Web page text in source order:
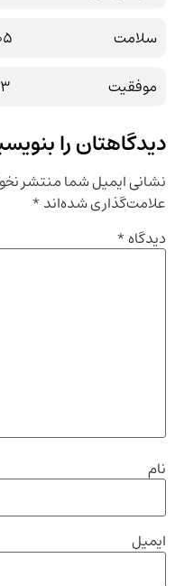
سلامت
موفقیت
دیدگاهتان را
نشانی ایمیل شما منتشر
علامت‌گذاری شده‌اند*
دیدگاه*
نام
ایمیل